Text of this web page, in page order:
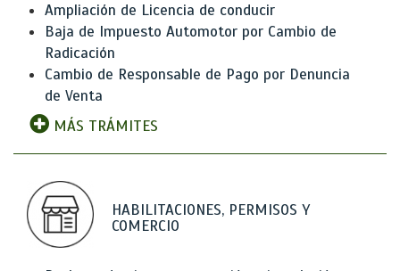
Ampliación de Licencia de conducir
Baja de Impuesto Automotor por Cambio de
Radicación
Cambio de Responsable de Pago por Denuncia
de Venta
MÁS TRÁMITES
HABILITACIONES, PERMISOS Y
COMERCIO